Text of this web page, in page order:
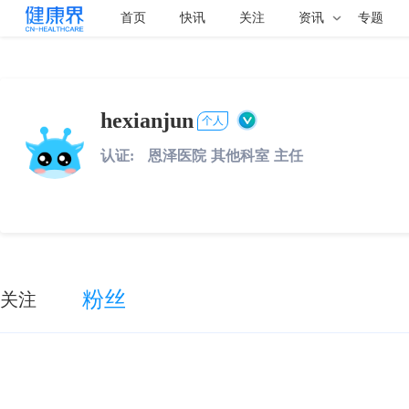
首页 快讯 关注 资讯 专题
hexianjun 个人
认证: 恩泽医院 其他科室 主任
关注 粉丝